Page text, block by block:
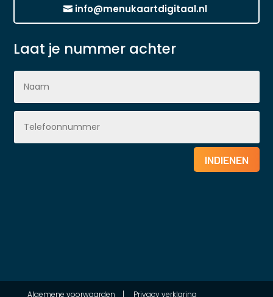
info@menukaartdigitaal.nl
Laat je nummer achter
INDIENEN
Algemene voorwaarden | Privacy verklaring